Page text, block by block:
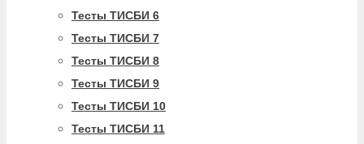
Тесты ТИСБИ 6
Тесты ТИСБИ 7
Тесты ТИСБИ 8
Тесты ТИСБИ 9
Тесты ТИСБИ 10
Тесты ТИСБИ 11